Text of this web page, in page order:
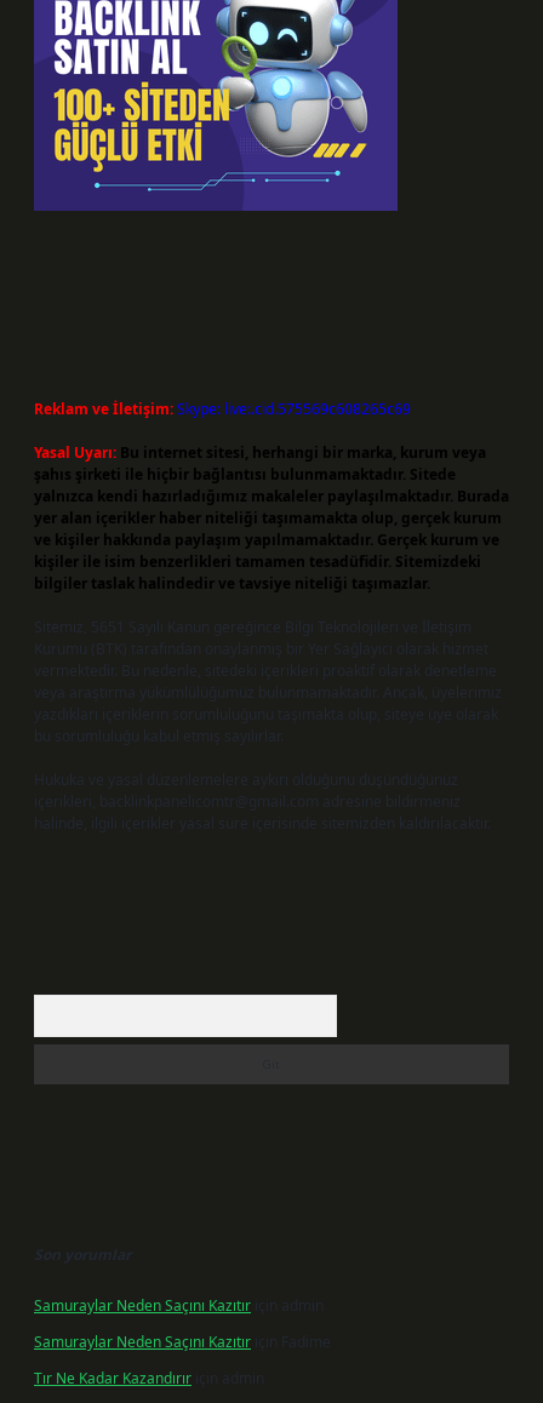
Reklam ve İletişim:Skype: live:.cid.575569c608265c69
Yasal Uyarı: Bu internet sitesi, herhangi bir marka, kurum veya
şahıs şirketi ile hiçbir bağlantısı bulunmamaktadır. Sitede
yalnızca kendi hazırladığımız makaleler paylaşılmaktadır. Burada
yer alan içerikler haber niteliği taşımamakta olup, gerçek kurum
ve kişiler hakkında paylaşım yapılmamaktadır. Gerçek kurum ve
kişiler ile isim benzerlikleri tamamen tesadüfidir. Sitemizdeki
bilgiler taslak halindedir ve tavsiye niteliği taşımazlar.
Sitemiz, 5651 Sayılı Kanun gereğince Bilgi Teknolojileri ve İletişim
Kurumu (BTK) tarafından onaylanmış bir Yer Sağlayıcı olarak hizmet
vermektedir. Bu nedenle, sitedeki içerikleri proaktif olarak denetleme
veya araştırma yükümlülüğümüz bulunmamaktadır. Ancak, üyelerimiz
yazdıkları içeriklerin sorumluluğunu taşımakta olup, siteye üye olarak
bu sorumluluğu kabul etmiş sayılırlar.
Hukuka ve yasal düzenlemelere aykırı olduğunu düşündüğünüz
içerikleri, backlinkpanelicomtr@gmail.com adresine bildirmeniz
halinde, ilgili içerikler yasal süre içerisinde sitemizden kaldırılacaktır.
Son yorumlar
Samuraylar Neden Saçını Kazıtır için
admin
Samuraylar Neden Saçını Kazıtır için
Fadime
Tır Ne Kadar Kazandırır için
admin